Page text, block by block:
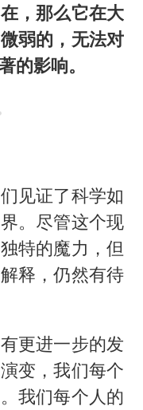
，那么它在大
弱的，无法对
的影响。
见证了科学如
。尽管这个现
特的魔力，但
释，仍然有待
更进一步的发
变，我们每个
我们每个人的